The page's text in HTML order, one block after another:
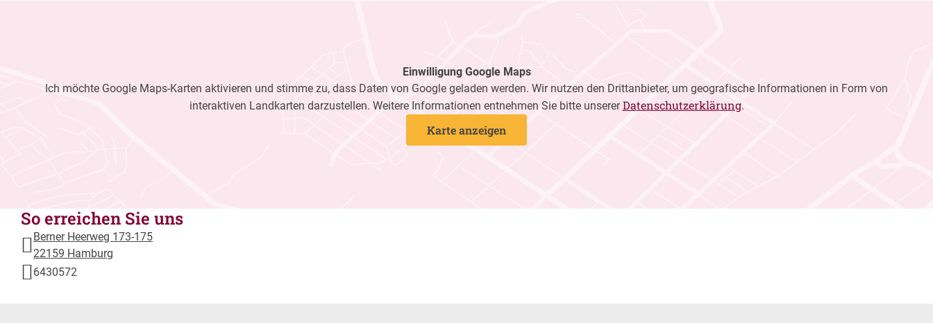
Einwilligung Google Maps
Ich möchte Google Maps-Karten aktivieren und stimme zu, dass Daten von Google geladen werden. Wir nutzen den Drittanbieter, um geografische Informationen in Form von
interaktiven Landkarten darzustellen. Weitere Informationen entnehmen Sie bitte unsererDatenschutzerklärung.
Karte anzeigen
So erreichen Sie uns
Berner Heerweg 173-175
22159 Hamburg
6430572